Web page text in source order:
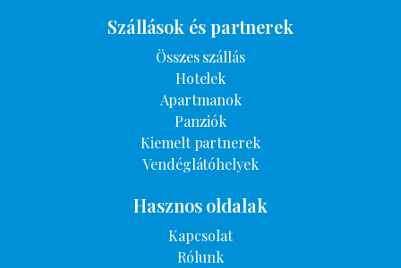
Szállások és partnerek
Összes szállás
Hotelek
Apartmanok
Panziók
Kiemelt partnerek
Vendéglátóhelyek
Hasznos oldalak
Kapcsolat
Rólunk